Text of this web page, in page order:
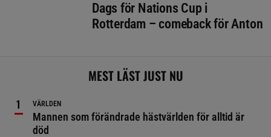
Dags för Nations Cup i
Rotterdam – comeback för Anton
MEST LÄST JUST NU
VÄRLDEN
Mannen som förändrade hästvärlden för alltid är
död